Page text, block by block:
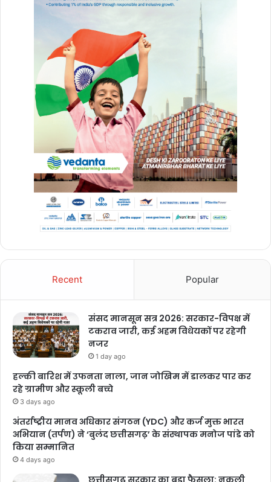
Recent Popular
संसद मानसून सत्र 2026: सरकार-विपक्ष में
टकराव जारी, कई अहम विधेयकों पर रहेगी
नजर
1 day ago
हल्की बारिश में उफनता नाला, जान जोखिम में डालकर पार कर
रहे ग्रामीण और स्कूली बच्चे
3 days ago
अंतर्राष्ट्रीय मानव अधिकार संगठन (YDC) और कर्ज मुक्त भारत
अभियान (तर्पण) ने ‘बुलंद छत्तीसगढ़’ के संस्थापक मनोज पांडे को
किया सम्मानित
4 days ago
छत्तीसगढ़ सरकार का बड़ा फैसला: नकली